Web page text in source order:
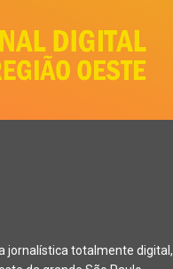
jornalística totalmente digital,